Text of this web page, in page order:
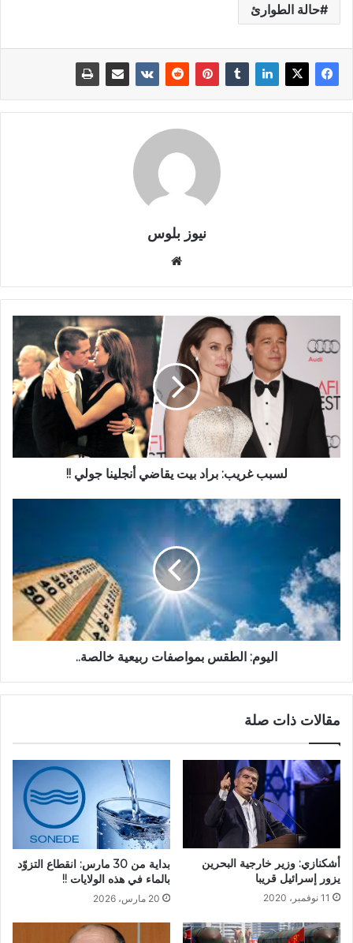
حالة الطوارئ
نيوز بلوس
لسبب غريب: براد بيت يقاضي أنجلينا جولي !!
اليوم: الطقس بمواصفات ربيعية خالصة..
مقالات ذات صلة
أشكنازي: وزير خارجية البحرين
يزور إسرائيل قريبا
11 نوفمبر، 2020
بداية من 30 مارس: انقطاع التزوّد
بالماء في هذه الولايات !!
20 مارس، 2026